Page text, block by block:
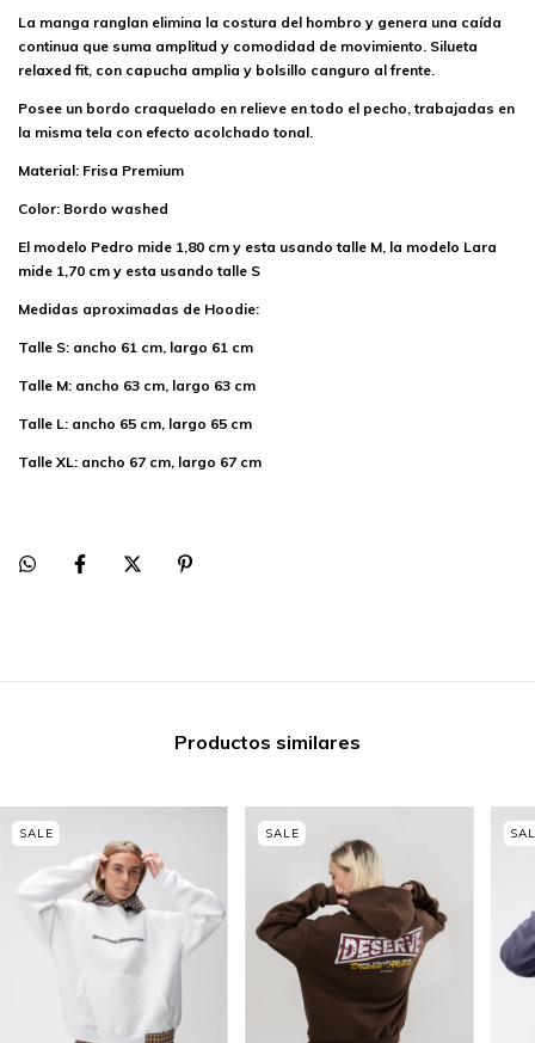
La manga ranglan elimina la costura del hombro y genera una caída
continua que suma amplitud y comodidad de movimiento. Silueta
relaxed fit, con capucha amplia y bolsillo canguro al frente.
Posee un bordo craquelado en relieve en todo el pecho, trabajadas en
la misma tela con efecto acolchado tonal.
Material: Frisa Premium
Color: Bordo washed
El modelo Pedro mide 1,80 cm y esta usando talle M, la modelo Lara
mide 1,70 cm y esta usando talle S
Medidas aproximadas de Hoodie:
Talle S: ancho 61 cm, largo 61 cm
Talle M: ancho 63 cm, largo 63 cm
Talle L: ancho 65 cm, largo 65 cm
Talle XL: ancho 67 cm, largo 67 cm
Productos similares